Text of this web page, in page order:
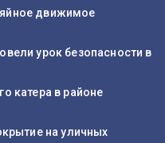
движимое
урок безопасности в
катера в районе
на уличных